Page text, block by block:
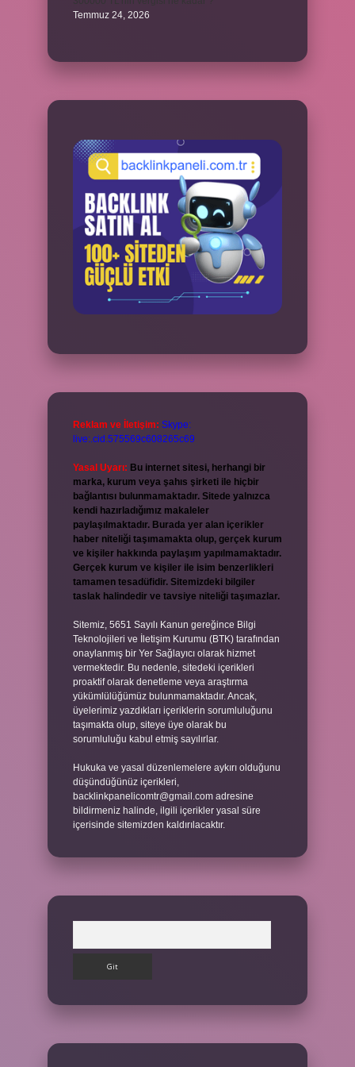
Temmuz 24, 2026
Reklam ve İletişim: Skype:
live:.cid.575569c608265c69
Yasal Uyarı: Bu internet sitesi, herhangi bir
marka, kurum veya şahıs şirketi ile hiçbir
bağlantısı bulunmamaktadır. Sitede yalnızca
kendi hazırladığımız makaleler
paylaşılmaktadır. Burada yer alan içerikler
haber niteliği taşımamakta olup, gerçek kurum
ve kişiler hakkında paylaşım yapılmamaktadır.
Gerçek kurum ve kişiler ile isim benzerlikleri
tamamen tesadüfidir. Sitemizdeki bilgiler
taslak halindedir ve tavsiye niteliği taşımazlar.
Sitemiz, 5651 Sayılı Kanun gereğince Bilgi
Teknolojileri ve İletişim Kurumu (BTK) tarafından
onaylanmış bir Yer Sağlayıcı olarak hizmet
vermektedir. Bu nedenle, sitedeki içerikleri
proaktif olarak denetleme veya araştırma
yükümlülüğümüz bulunmamaktadır. Ancak,
üyelerimiz yazdıkları içeriklerin sorumluluğunu
taşımakta olup, siteye üye olarak bu
sorumluluğu kabul etmiş sayılırlar.
Hukuka ve yasal düzenlemelere aykırı olduğunu
düşündüğünüz içerikleri,
backlinkpanelicomtr@gmail.com adresine
bildirmeniz halinde, ilgili içerikler yasal süre
içerisinde sitemizden kaldırılacaktır.